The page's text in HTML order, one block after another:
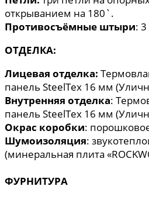
открыванием на 180`.
Противосъёмные штыри:
ОТДЕЛКА:
Лицевая отделка:
панель SteelTex 16 мм
Внутренняя отделка:
панель SteelTex 16 мм
Окрас коробки:
Шумоизоляция:
(минеральная плита
ФУРНИТУРА